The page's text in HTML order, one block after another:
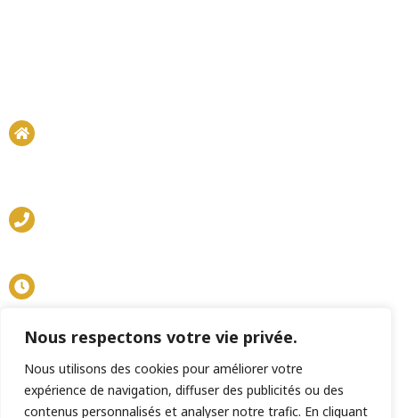
Nous respectons votre vie privée.
Nous utilisons des cookies pour améliorer votre
expérience de navigation, diffuser des publicités ou des
contenus personnalisés et analyser notre trafic. En cliquant
Mardi - Samedi : 9h - 20h
Dimanche : 9h - 14h